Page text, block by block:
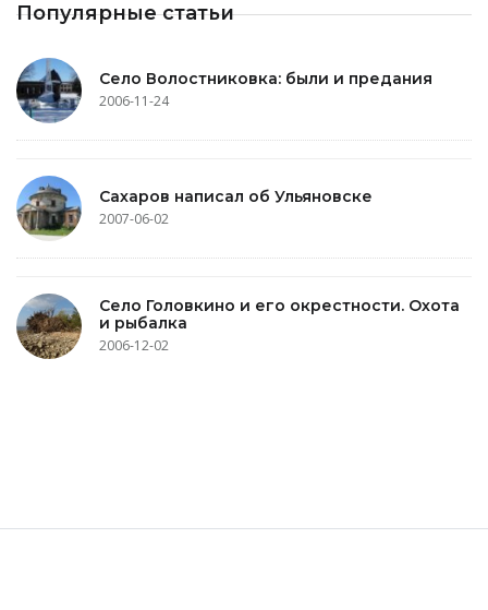
Популярные статьи
Село Волостниковка: были и предания
2006-11-24
Сахаров написал об Ульяновске
2007-06-02
Село Головкино и его окрестности. Охота
и рыбалка
2006-12-02